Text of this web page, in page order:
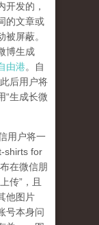
开发的，
的文章或
屏蔽。
博生成
由港。自
后用户将
“生成长微
用户将一
shirts for
在微信朋
传”，且
他图片
号本身问